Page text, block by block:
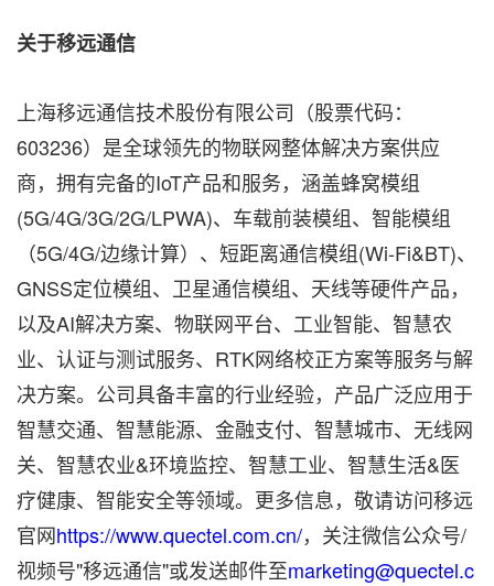
关于移远通信
上海移远通信技术股份有限公司（股票代码：
603236）是全球领先的物联网整体解决方案供应
商，拥有完备的IoT产品和服务，涵盖蜂窝模组
(5G/4G/3G/2G/LPWA)、车载前装模组、智能模组
（5G/4G/边缘计算）、短距离通信模组(Wi-Fi&BT)、
GNSS定位模组、卫星通信模组、天线等硬件产品，
以及AI解决方案、物联网平台、工业智能、智慧农
业、认证与测试服务、RTK网络校正方案等服务与解
决方案。公司具备丰富的行业经验，产品广泛应用于
智慧交通、智慧能源、金融支付、智慧城市、无线网
关、智慧农业&环境监控、智慧工业、智慧生活&医
疗健康、智能安全等领域。更多信息，敬请访问移远
官网https://www.quectel.com.cn/，关注微信公众号/
视频号"移远通信"或发送邮件至marketing@quectel.c